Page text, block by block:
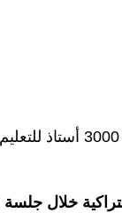
أعلن وزير التربية الوطنية والتعليم